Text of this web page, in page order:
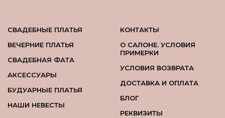
СВАДЕБНЫЕ ПЛАТЬЯ
ВЕЧЕРНИЕ ПЛАТЬЯ
СВАДЕБНАЯ ФАТА
АКСЕССУАРЫ
БУДУАРНЫЕ ПЛАТЬЯ
НАШИ НЕВЕСТЫ
КОНТАКТЫ
О САЛОНЕ. УСЛОВИЯ
ПРИМЕРКИ
УСЛОВИЯ ВОЗВРАТА
ДОСТАВКА И ОПЛАТА
БЛОГ
РЕКВИЗИТЫ